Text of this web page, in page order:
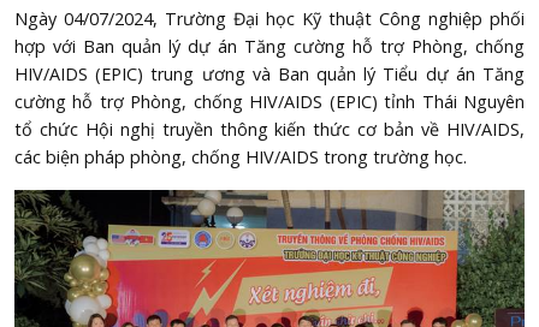
Ngày 04/07/2024, Trường Đại học Kỹ thuật Công nghiệp phối
hợp với Ban quản lý dự án Tăng cường hỗ trợ Phòng, chống
HIV/AIDS (EPIC) trung ương và Ban quản lý Tiểu dự án Tăng
cường hỗ trợ Phòng, chống HIV/AIDS (EPIC) tỉnh Thái Nguyên
tổ chức Hội nghị truyền thông kiến thức cơ bản về HIV/AIDS,
các biện pháp phòng, chống HIV/AIDS trong trường học.